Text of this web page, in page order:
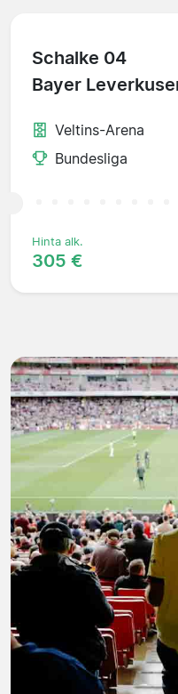
Schalke 04
Bayer
Veltins-Arena
Bundesliga
Hinta alk.
305 €